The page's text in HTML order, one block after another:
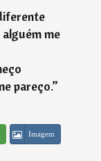
me
pareço.”
Imagem